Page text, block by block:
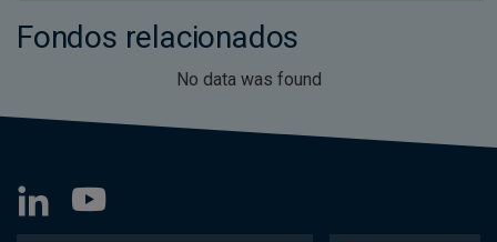
Fondos relacionados
No data was found